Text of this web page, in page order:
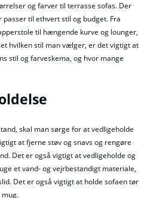
og farver til terrasse sofas. Der
til ethvert stil og budget. Fra
til hængende kurve og lounger,
hvilken stil man vælger, er det vigtigt at
stil og farveskema, og hvor mange
skal man sørge for at vedligeholde
at fjerne støv og snavs og rengøre
Det er også vigtigt at vedligeholde og
et vand- og vejrbestandigt materiale,
Det er også vigtigt at holde sofaen tør